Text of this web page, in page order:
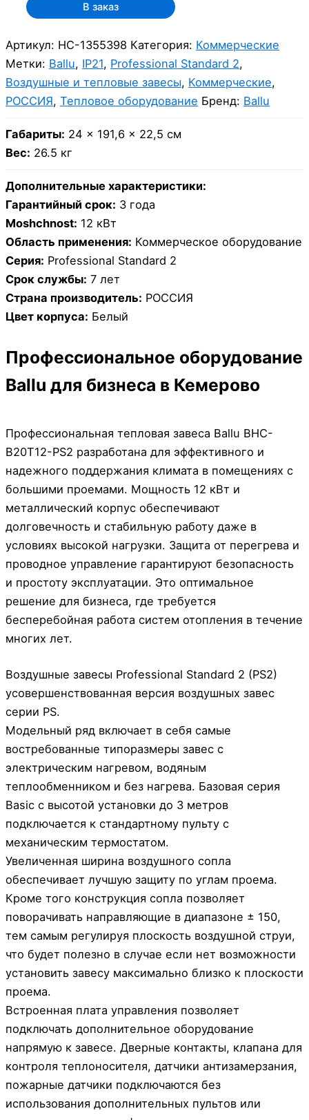
В заказ
Артикул: НС-1355398 Категория: Коммерческие
Метки: Ballu, IP21, Professional Standard 2,
Воздушные и тепловые завесы, Коммерческие,
РОССИЯ, Тепловое оборудование Бренд: Ballu
Габариты: 24 × 191,6 × 22,5 см
Вес: 26.5 кг
Дополнительные характеристики:
Гарантийный срок: 3 года
Moshchnost: 12 кВт
Область применения: Коммерческое оборудование
Серия: Professional Standard 2
Срок службы: 7 лет
Страна производитель: РОССИЯ
Цвет корпуса: Белый
Профессиональное оборудование
Ballu для бизнеса в Кемерово
Профессиональная тепловая завеса Ballu BHC-
B20T12-PS2 разработана для эффективного и
надежного поддержания климата в помещениях с
большими проемами. Мощность 12 кВт и
металлический корпус обеспечивают
долговечность и стабильную работу даже в
условиях высокой нагрузки. Защита от перегрева и
проводное управление гарантируют безопасность
и простоту эксплуатации. Это оптимальное
решение для бизнеса, где требуется
бесперебойная работа систем отопления в течение
многих лет.
Воздушные завесы Professional Standard 2 (PS2)
усовершенствованная версия воздушных завес
серии PS.
Модельный ряд включает в себя самые
востребованные типоразмеры завеc с
электрическим нагревом, водяным
теплообменником и без нагрева. Базовая серия
Basic c высотой установки до 3 метров
подключается к стандартному пульту с
механическим термостатом.
Увеличенная ширина воздушного сопла
обеспечивает лучшую защиту по углам проема.
Кроме того конструкция сопла позволяет
поворачивать направляющие в диапазоне ± 150,
тем самым регулируя плоскость воздушной струи,
что будет полезно в случае если нет возможности
установить завесу максимально близко к плоскости
проема.
Встроенная плата управления позволяет
подключать дополнительное оборудование
напрямую к завесе. Дверные контакты, клапана для
контроля теплоносителя, датчики антизамерзания,
пожарные датчики подключаются без
использования дополнительных пультов или